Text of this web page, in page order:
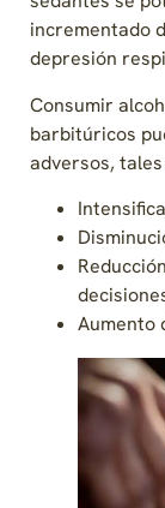
incrementado
depresión
Consumir
barbitúricos
adversos, tales
Aumento